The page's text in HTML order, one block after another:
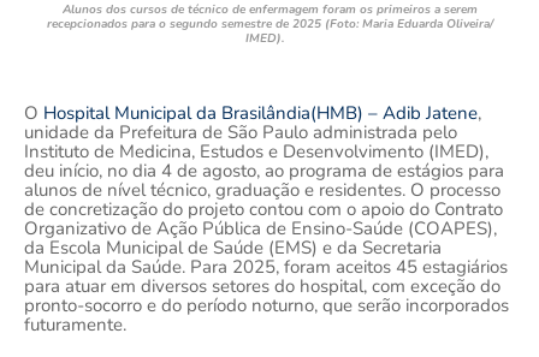
Alunos dos cursos de técnico de enfermagem foram os primeiros a serem
recepcionados para o segundo semestre de 2025 (Foto: Maria Eduarda Oliveira/
IMED).
O Hospital Municipal da Brasilândia(HMB) – Adib Jatene,
unidade da Prefeitura de São Paulo administrada pelo
Instituto de Medicina, Estudos e Desenvolvimento (IMED),
deu início, no dia 4 de agosto, ao programa de estágios para
alunos de nível técnico, graduação e residentes. O processo
de concretização do projeto contou com o apoio do Contrato
Organizativo de Ação Pública de Ensino-Saúde (COAPES),
da Escola Municipal de Saúde (EMS) e da Secretaria
Municipal da Saúde. Para 2025, foram aceitos 45 estagiários
para atuar em diversos setores do hospital, com exceção do
pronto-socorro e do período noturno, que serão incorporados
futuramente.